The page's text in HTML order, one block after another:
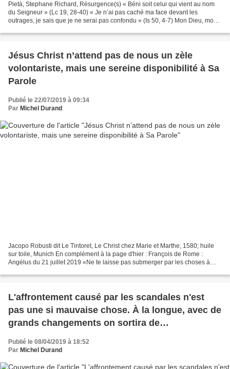
Pietà, Stephane Richard, Résurgence(s) « Béni soit celui qui vient au nom
du Seigneur » (Lc 19, 28-40) « Je n’ai pas caché ma face devant les
outrages, je sais que je ne serai pas confondu » (Is 50, 4-7) Mon Dieu, mon
Jésus Christ n’attend pas de nous un zèle
volontariste, mais une sereine disponibilité à Sa
Parole
Publié le 22/07/2019 à 09:34
Par Michel Durand
Jacopo Robusti dit Le Tintoret, Le Christ chez Marie et Marthe, 1580; huile
sur toile, Munich En complément à la page d'hier : François de Rome :
Angélus du 21 juillet 2019 «Ne te laisse pas submerger par les choses à
L'affrontement causé par les scandales n'est
pas une si mauvaise chose. À la longue, avec de
grands changements on sortira de
Publié le 08/04/2019 à 18:52
Par Michel Durand